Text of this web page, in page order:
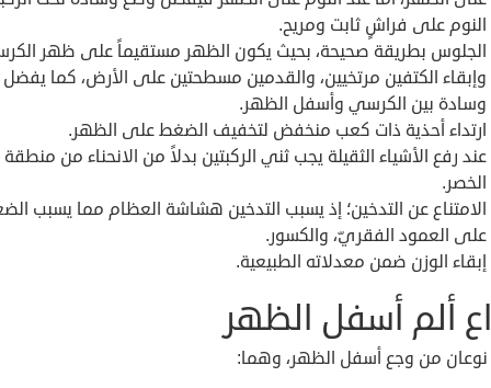
النوم على فراشٍ ثابت ومريح.
الجلوس بطريقة صحيحة، بحيث يكون الظهر مستقيماً على ظهر
وإبقاء الكتفين مرتخيين، والقدمين مسطحتين على الأرض، كما
وسادة بين الكرسي وأسفل الظهر.
ارتداء أحذية ذات كعب منخفض لتخفيف الضغط على الظهر.
عند رفع الأشياء الثقيلة يجب ثني الركبتين بدلاً من الانحناء من منطقة
الخصر.
الامتناع عن التدخين؛ إذ يسبب التدخين هشاشة العظام مما يسبب
على العمود الفقريّ، والكسور.
إبقاء الوزن ضمن معدلاته الطبيعية.
ألم أسفل الظهر
من وجع أسفل الظهر، وهما: